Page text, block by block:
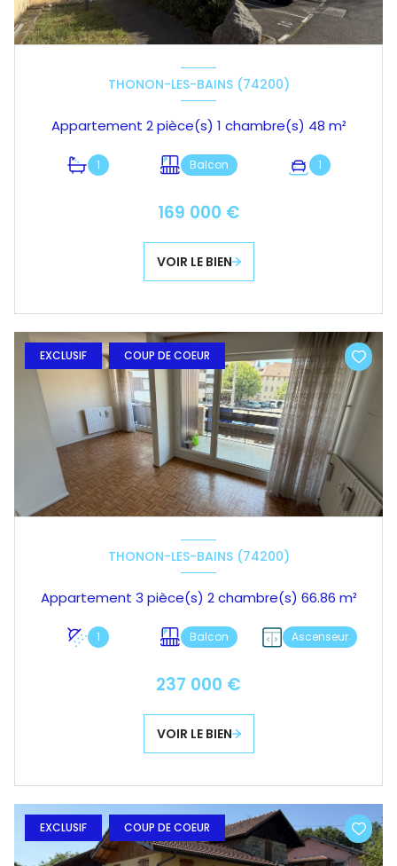
THONON-LES-BAINS (74200)
Appartement 2 pièce(s) 1 chambre(s) 48 m²
1 Balcon 1
169 000 €
VOIR LE BIEN
EXCLUSIF COUP DE COEUR
THONON-LES-BAINS (74200)
Appartement 3 pièce(s) 2 chambre(s) 66.86 m²
1 Balcon Ascenseur
237 000 €
VOIR LE BIEN
EXCLUSIF COUP DE COEUR